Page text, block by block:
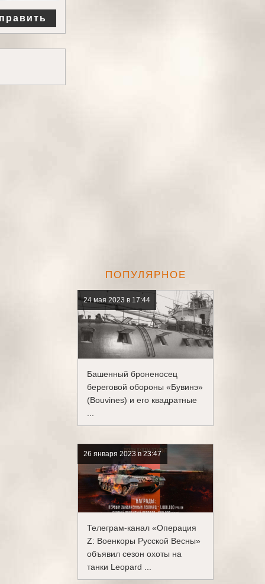
ПОПУЛЯРНОЕ
24 мая 2023 в 17:44
Башенный броненосец
береговой обороны «Бувинэ»
(Bouvines) и его квадратные
26 января 2023 в 23:47
Телеграм-канал «Операция
Z: Военкоры Русской Весны»
объявил сезон охоты на
танки Leopard ...